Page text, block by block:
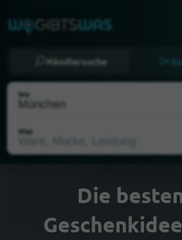
Händlersuche
Wo
Was
Als meinen Standort wählen
Die